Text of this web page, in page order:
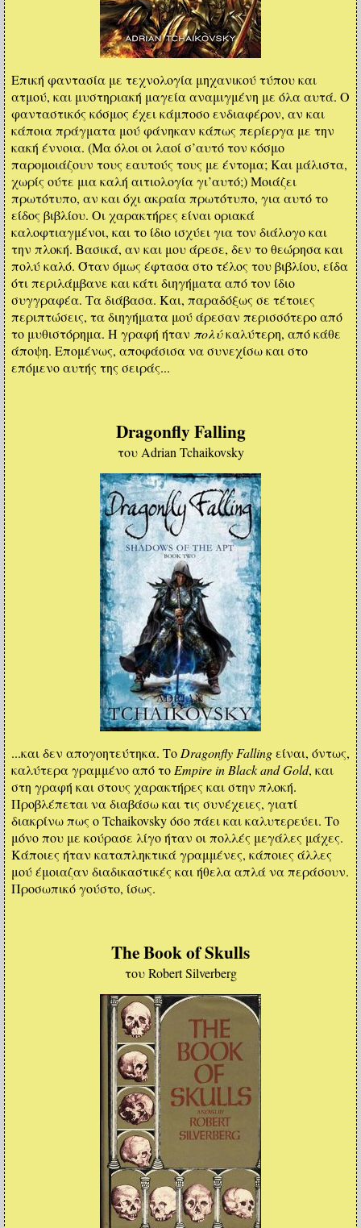
Επική φαντασία με τεχνολογία μηχανικού τύπου και
ατμού, και μυστηριακή μαγεία αναμιγμένη με όλα αυτά. Ο
φανταστικός κόσμος έχει κάμποσο ενδιαφέρον, αν και
κάποια πράγματα μού φάνηκαν κάπως περίεργα με την
κακή έννοια. (Μα όλοι οι λαοί σ’αυτό τον κόσμο
παρομοιάζουν τους εαυτούς τους με έντομα; Και μάλιστα,
χωρίς ούτε μια καλή αιτιολογία γι’αυτό;) Μοιάζει
πρωτότυπο, αν και όχι ακραία πρωτότυπο, για αυτό το
είδος βιβλίου. Οι χαρακτήρες είναι οριακά
καλοφτιαγμένοι, και το ίδιο ισχύει για τον διάλογο και
την πλοκή. Βασικά, αν και μου άρεσε, δεν το θεώρησα και
πολύ καλό. Όταν όμως έφτασα στο τέλος του βιβλίου, είδα
ότι περιλάμβανε και κάτι διηγήματα από τον ίδιο
συγγραφέα. Τα διάβασα. Και, παραδόξως σε τέτοιες
περιπτώσεις, τα διηγήματα μού άρεσαν περισσότερο από
το μυθιστόρημα. Η γραφή ήταν πολύκαλύτερη, από κάθε
άποψη. Επομένως, αποφάσισα να συνεχίσω και στο
επόμενο αυτής της σειράς...
Dragonfly Falling
του Adrian Tchaikovsky
...και δεν απογοητεύτηκα. ΤοDragonfly Fallingείναι, όντως,
καλύτερα γραμμένο από τοEmpire in Black and Gold, και
στη γραφή και στους χαρακτήρες και στην πλοκή.
Προβλέπεται να διαβάσω και τις συνέχειες, γιατί
διακρίνω πως ο Tchaikovsky όσο πάει και καλυτερεύει. Το
μόνο που με κούρασε λίγο ήταν οι πολλές μεγάλες μάχες.
Κάποιες ήταν καταπληκτικά γραμμένες, κάποιες άλλες
μού έμοιαζαν διαδικαστικές και ήθελα απλά να περάσουν.
Προσωπικό γούστο, ίσως.
The Book of Skulls
του Robert Silverberg